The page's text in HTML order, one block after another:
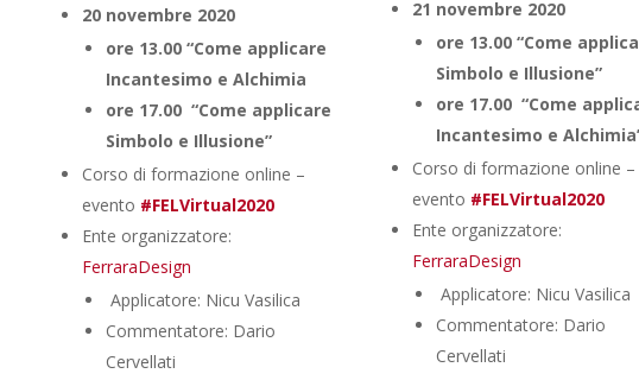
20 novembre 2020
ore 13.00 “Come applicare
Incantesimo e Alchimia
ore 17.00 “Come applicare
Simbolo e Illusione”
Corso di formazione online –
evento #FELVirtual2020
Ente organizzatore:
FerraraDesign
Applicatore: Nicu Vasilica
Commentatore: Dario
Cervellati
21 novembre 2020
ore 13.00 “Come
Simbolo e Illusione”
ore 17.00 “Come
Incantesimo e
Corso di formazione online –
evento #FELVirtual2020
Ente organizzatore:
FerraraDesign
Applicatore: Nicu Vasilica
Commentatore: Dario
Cervellati